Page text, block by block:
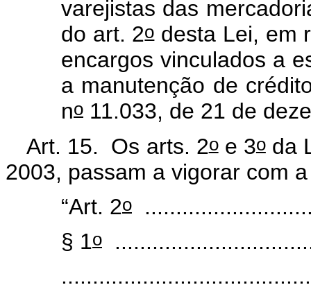
varejistas das
do art. 2odesta Lei, em
encargos vinculados a
a manutenção de
no 11.033, de 21 de
Art. 15. Os arts. 2oe 3oda
2003, passam a vigorar com
“Art. 2o
§ 1o